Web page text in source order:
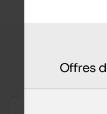
Offres